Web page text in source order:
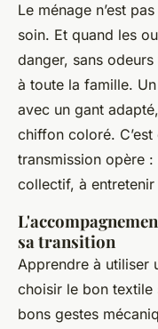
Le ménage n’est
soin. Et quand les
danger, sans
à toute la famille.
avec un gant
chiffon coloré.
transmission opère :
collectif, à entretenir
sa transition
Apprendre à utiliser
choisir le bon textile
bons gestes